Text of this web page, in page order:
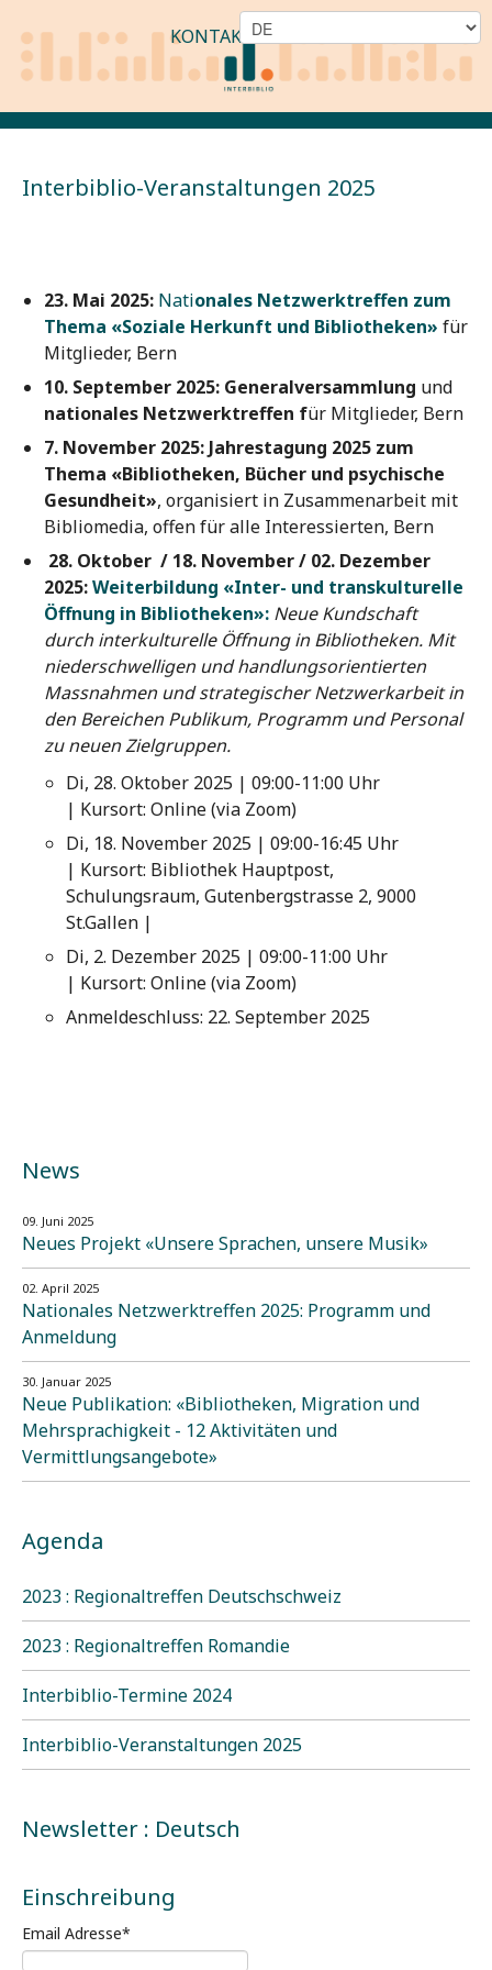
KONTAKT
Interbiblio-Veranstaltungen 2025
23. Mai 2025: Nationales Netzwerktreffen zum
Thema «Soziale Herkunft und Bibliotheken» für
Mitglieder, Bern
10. September 2025: Generalversammlung und
nationales Netzwerktreffen für Mitglieder, Bern
7. November 2025: Jahrestagung 2025 zum
Thema «Bibliotheken, Bücher und psychische
Gesundheit», organisiert in Zusammenarbeit mit
Bibliomedia, offen für alle Interessierten, Bern
28. Oktober / 18. November / 02. Dezember
2025:Weiterbildung «Inter- und transkulturelle
Öffnung in Bibliotheken»: Neue Kundschaft
durch interkulturelle Öffnung in Bibliotheken. Mit
niederschwelligen und handlungsorientierten
Massnahmen und strategischer Netzwerkarbeit in
den Bereichen Publikum, Programm und Personal
zu neuen Zielgruppen.
Di, 28. Oktober 2025 | 09:00-11:00 Uhr
| Kursort: Online (via Zoom)
Di, 18. November 2025 | 09:00-16:45 Uhr
| Kursort: Bibliothek Hauptpost,
Schulungsraum, Gutenbergstrasse 2, 9000
St.Gallen |
Di, 2. Dezember 2025 | 09:00-11:00 Uhr
| Kursort: Online (via Zoom)
Anmeldeschluss: 22. September 2025
News
09. Juni 2025
Neues Projekt «Unsere Sprachen, unsere Musik»
02. April 2025
Nationales Netzwerktreffen 2025: Programm und
Anmeldung
30. Januar 2025
Neue Publikation: «Bibliotheken, Migration und
Mehrsprachigkeit - 12 Aktivitäten und
Vermittlungsangebote»
Agenda
2023 : Regionaltreffen Deutschschweiz
2023 : Regionaltreffen Romandie
Interbiblio-Termine 2024
Interbiblio-Veranstaltungen 2025
Newsletter : Deutsch
Einschreibung
Email Adresse*